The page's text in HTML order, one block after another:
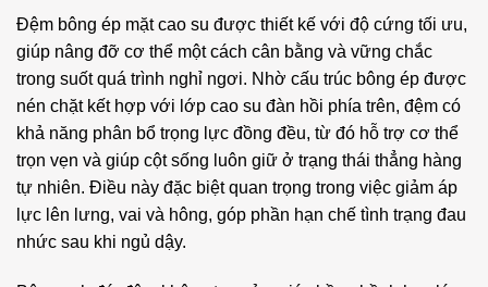
Đệm bông ép mặt cao su được thiết kế với độ cứng tối ưu,
giúp nâng đỡ cơ thể một cách cân bằng và vững chắc
trong suốt quá trình nghỉ ngơi. Nhờ cấu trúc bông ép được
nén chặt kết hợp với lớp cao su đàn hồi phía trên, đệm có
khả năng phân bổ trọng lực đồng đều, từ đó hỗ trợ cơ thể
trọn vẹn và giúp cột sống luôn giữ ở trạng thái thẳng hàng
tự nhiên. Điều này đặc biệt quan trọng trong việc giảm áp
lực lên lưng, vai và hông, góp phần hạn chế tình trạng đau
nhức sau khi ngủ dậy.